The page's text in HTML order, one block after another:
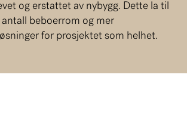
og erstattet av nybygg. Dette la til
beboerrom og mer
for prosjektet som helhet.